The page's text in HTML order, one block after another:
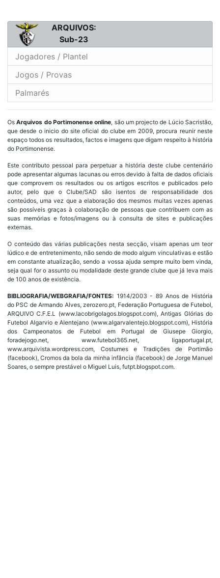
ARQUIVOS:
Sub-23
Jogadores / Plantel
Jogos / Provas
Palmarés
OsArquivos do Portimonense online, são um projecto de Lúcio Sacristão,
que desde o inicio do site oficial do clube em 2009, procura reunir neste
espaço todos os resultados, factos e imagens que digam respeito à história
do Portimonense.
Este contributo pessoal para perpetuar a história deste clube centenário
pode apresentar algumas lacunas ou erros devido à falta de dados oficiais
que comprovem os resultados ou os artigos escritos e publicados pelo
autor, pelo que o Clube/SAD são isentos de responsabilidade dos
conteúdos, uma vez que a elaboração dos mesmos muitas vezes apenas
são possíveis graças à colaboração de pessoas que contribuem com as
suas memórias e fotos/imagens ou à consulta de sites e publicações
externas.
O conteúdo das várias publicações nesta secção, visam apenas um teor
lúdico e de entretenimento, não sendo de modo algum vinculativas e estão
em constante atualização, sendo a vossa ajuda sempre muito bem vinda,
seja qual for o assunto ou modalidade deste grande clube que já leva mais
de 100 anos de existência.
BIBLIOGRAFIA/WEBGRAFIA/FONTES: 1914/2003 - 89 Anos de História
do PSC de Armando Alves, zerozero.pt, Federação Portuguesa de Futebol,
ARQUIVO C.F.E.L (www.lacobrigolagos.blogspot.com), Antigas Glórias do
Futebol Algarvio e Alentejano (www.algarvalentejo.blogspot.com), História
dos Campeonatos de Futebol em Portugal de Giusepe Giorgio,
foradejogo.net, www.futebol365.net, ligaportugal.pt,
www.arquivista.wordpress.com, Costumes e Tradições de Portimão
(facebook), Cromos da bola da minha infância (facebook) de Jorge Manuel
Soares, o sempre prestável o Miguel Luis, futpt.blogspot.com.